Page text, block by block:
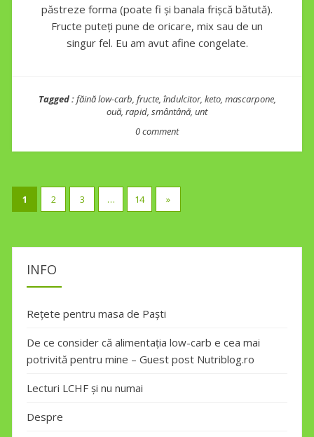
păstreze forma (poate fi și banala frișcă bătută).
Fructe puteți pune de oricare, mix sau de un
singur fel. Eu am avut afine congelate.
Tagged :făină low-carb, fructe, îndulcitor, keto, mascarpone,
ouă, rapid, smântână, unt
0 comment
Posts
pagination
1 2 3 … 14 »
INFO
Rețete pentru masa de Paști
De ce consider că alimentația low-carb e cea mai
potrivită pentru mine – Guest post Nutriblog.ro
Lecturi LCHF și nu numai
Despre